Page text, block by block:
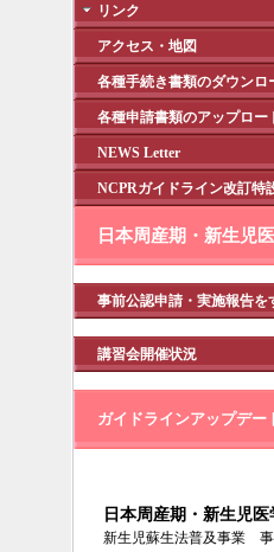
リンク
アクセス・地図
各種手続き書類のダウンロ
各種申請書類のアップロー
NEWS Letter
NCPRガイドライン改訂特
日本周産期・新生児
事前公認申請・実施報告を
講習会開催状況
ガイドラインアップデー
日本周産期・新生児医
新生児蘇生法普及事業